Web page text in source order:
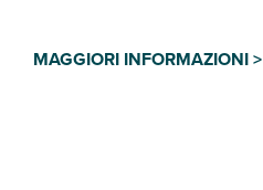
MAGGIORI INFORMAZIONI >